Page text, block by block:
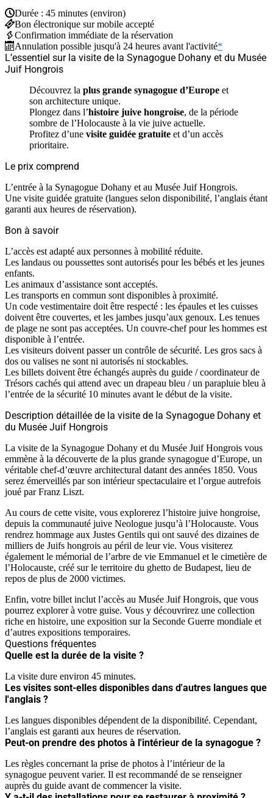
Durée : 45 minutes (environ)
Bon électronique sur mobile accepté
Confirmation immédiate de la réservation
Annulation possible jusqu'à 24 heures avant l'activité*
L’essentiel sur la visite de la Synagogue Dohany et du Musée
Juif Hongrois
Découvrez la plus grande synagogue d’Europe et
son architecture unique.
Plongez dans l’histoire juive hongroise, de la période
sombre de l’Holocauste à la vie juive actuelle.
Profitez d’une visite guidée gratuite et d’un accès
prioritaire.
Le prix comprend
L’entrée à la Synagogue Dohany et au Musée Juif Hongrois.
Une visite guidée gratuite (langues selon disponibilité, l’anglais étant
garanti aux heures de réservation).
Bon à savoir
L’accès est adapté aux personnes à mobilité réduite.
Les landaus ou poussettes sont autorisés pour les bébés et les jeunes
enfants.
Les animaux d’assistance sont acceptés.
Les transports en commun sont disponibles à proximité.
Un code vestimentaire doit être respecté : les épaules et les cuisses
doivent être couvertes, et les jambes jusqu’aux genoux. Les tenues
de plage ne sont pas acceptées. Un couvre-chef pour les hommes est
disponible à l’entrée.
Les visiteurs doivent passer un contrôle de sécurité. Les gros sacs à
dos ou valises ne sont ni autorisés ni stockables.
Les billets doivent être échangés auprès du guide / coordinateur de
Trésors cachés qui attend avec un drapeau bleu / un parapluie bleu à
l’entrée de la sécurité 10 minutes avant le début de la visite.
Description détaillée de la visite de la Synagogue Dohany et
du Musée Juif Hongrois
La visite de la Synagogue Dohany et du Musée Juif Hongrois vous
emmène à la découverte de la plus grande synagogue d’Europe, un
véritable chef-d’œuvre architectural datant des années 1850. Vous
serez émerveillés par son intérieur spectaculaire et l’orgue autrefois
joué par Franz Liszt.
Au cours de cette visite, vous explorerez l’histoire juive hongroise,
depuis la communauté juive Neologue jusqu’à l’Holocauste. Vous
rendrez hommage aux Justes Gentils qui ont sauvé des dizaines de
milliers de Juifs hongrois au péril de leur vie. Vous visiterez
également le mémorial de l’arbre de vie Emmanuel et le cimetière de
l’Holocauste, créé sur le territoire du ghetto de Budapest, lieu de
repos de plus de 2000 victimes.
Enfin, votre billet inclut l’accès au Musée Juif Hongrois, que vous
pourrez explorer à votre guise. Vous y découvrirez une collection
riche en histoire, une exposition sur la Seconde Guerre mondiale et
d’autres expositions temporaires.
Questions fréquentes
Quelle est la durée de la visite ?
La visite dure environ 45 minutes.
Les visites sont-elles disponibles dans d'autres langues que
l'anglais ?
Les langues disponibles dépendent de la disponibilité. Cependant,
l’anglais est garanti aux heures de réservation.
Peut-on prendre des photos à l'intérieur de la synagogue ?
Les règles concernant la prise de photos à l’intérieur de la
synagogue peuvent varier. Il est recommandé de se renseigner
auprès du guide avant de commencer la visite.